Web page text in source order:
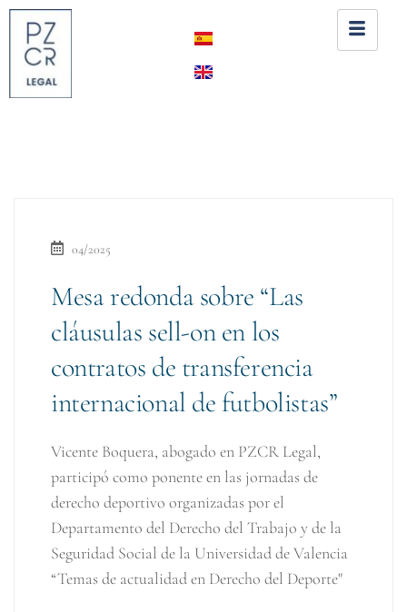
04/2025
Mesa redonda sobre “Las
cláusulas sell-on en los
contratos de transferencia
internacional de futbolistas”
Vicente Boquera, abogado en PZCR Legal,
participó como ponente en las jornadas de
derecho deportivo organizadas por el
Departamento del Derecho del Trabajo y de la
Seguridad Social de la Universidad de Valencia
“Temas de actualidad en Derecho del Deporte"